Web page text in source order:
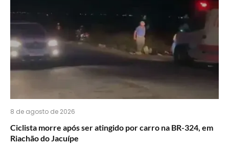
8 de agosto de 2026
Ciclista morre após ser atingido por carro na BR-324, em
Riachão do Jacuípe